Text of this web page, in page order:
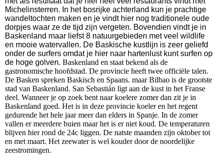
Michelinsterren. In het bosrijke achterland kun je prachtige
wandeltochten maken en je vindt hier nog traditionele oude
dorpjes waar ze de tijd zijn vergeten. Bovendien vindt je in
Baskenland maar liefst 8 natuurgebieden met veel wildlife
en mooie watervallen. De Baskische kustlijn is zeer geliefd
onder de surfers omdat je hier naar hartenlust kunt surfen op
de hoge golven. Baskenland en staat bekend als de
gastronomische hoofdstad. De provincie heeft twee officiële talen.
De Basken spreken Baskisch en Spaans. maar Bilbao is de grootste
stad van Baskenland. San Sebastián ligt aan de kust in het Franse
deel. Wanneer je op zoek bent naar koelere zomer dan zit je in
Baskenland goed. Het is in deze provincie koeler en het regent
gedurende het hele jaar meer dan elders in Spanje. In de zomer
vallen er meerdere buien maar het is er niet koud. De temperaturen
blijven hier rond de 24c liggen. De natste maanden zijn oktober tot
en met maart. Het zeewater is wel kouder door de noordelijke
zeestromingen.